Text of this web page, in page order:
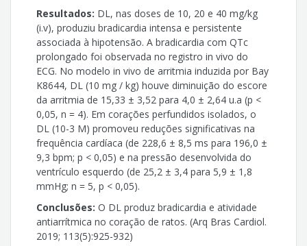
Resultados: DL, nas doses de 10, 20 e 40 mg/kg
(i.v), produziu bradicardia intensa e persistente
associada à hipotensão. A bradicardia com QTc
prolongado foi observada no registro in vivo do
ECG. No modelo in vivo de arritmia induzida por Bay
K8644, DL (10 mg / kg) houve diminuição do escore
da arritmia de 15,33 ± 3,52 para 4,0 ± 2,64 u.a (p <
0,05, n = 4). Em corações perfundidos isolados, o
DL (10-3 M) promoveu reduções significativas na
frequência cardíaca (de 228,6 ± 8,5 ms para 196,0 ±
9,3 bpm; p < 0,05) e na pressão desenvolvida do
ventrículo esquerdo (de 25,2 ± 3,4 para 5,9 ± 1,8
mmHg; n = 5, p < 0,05).
Conclusões: O DL produz bradicardia e atividade
antiarrítmica no coração de ratos. (Arq Bras Cardiol.
2019; 113(5):925-932)